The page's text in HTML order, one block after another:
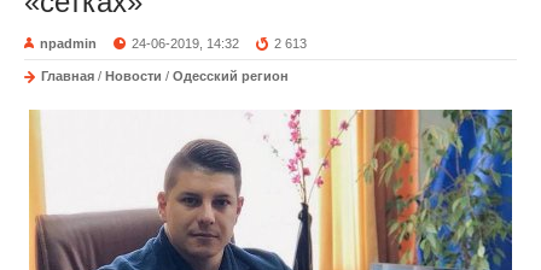
npadmin 24-06-2019, 14:32 2 613
Главная / Новости / Одесский регион